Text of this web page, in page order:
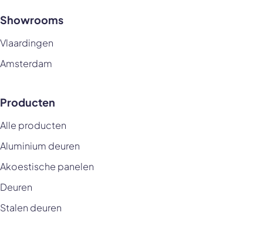
Showrooms
Vlaardingen
Amsterdam
Producten
Alle producten
Aluminium deuren
Akoestische panelen
Deuren
Stalen deuren